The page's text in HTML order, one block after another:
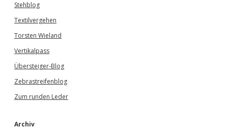
Stehblog
Textilvergehen
Torsten Wieland
Vertikalpass
Übersteiger-Blog
Zebrastreifenblog
Zum runden Leder
Archiv